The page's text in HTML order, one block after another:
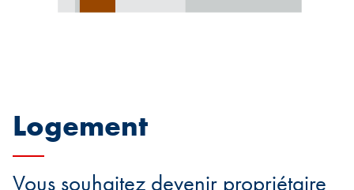
Logement
Vous souhaitez devenir propriétaire